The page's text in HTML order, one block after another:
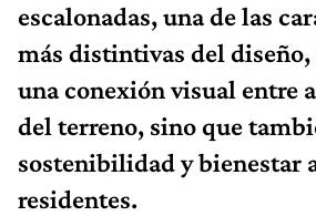
escalonadas, una de las
más distintivas del diseño,
una conexión visual entre
del terreno, sino que
sostenibilidad y bienestar
residentes.